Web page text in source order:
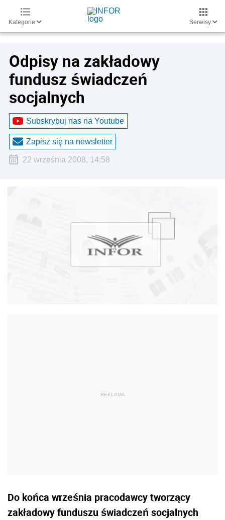
Kategorie Serwisy
Odpisy na zakładowy
fundusz świadczeń
socjalnych
Subskrybuj nas na Youtube
Zapisz się na newsletter
22 września 2008, 14:58
Do końca września pracodawcy tworzący
zakładowy funduszu świadczeń socjalnych